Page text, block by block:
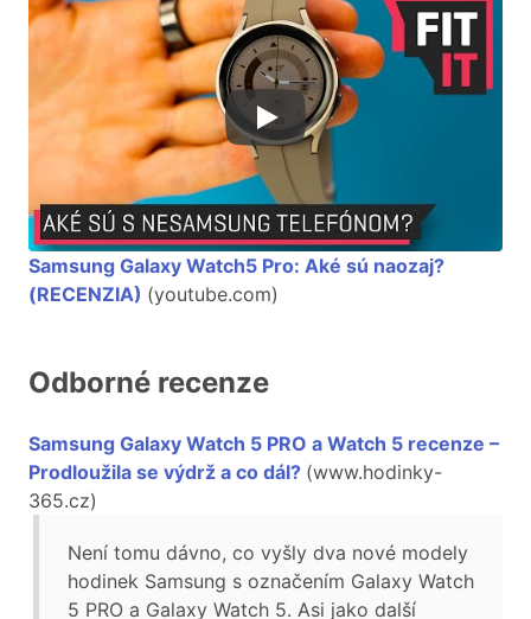
Samsung Galaxy Watch5 Pro: Aké sú naozaj?
(RECENZIA) (youtube.com)
Odborné recenze
Samsung Galaxy Watch 5 PRO a Watch 5 recenze –
Prodloužila se výdrž a co dál? (www.hodinky-
365.cz)
Není tomu dávno, co vyšly dva nové modely
hodinek Samsung s označením Galaxy Watch
5 PRO a Galaxy Watch 5. Asi jako další